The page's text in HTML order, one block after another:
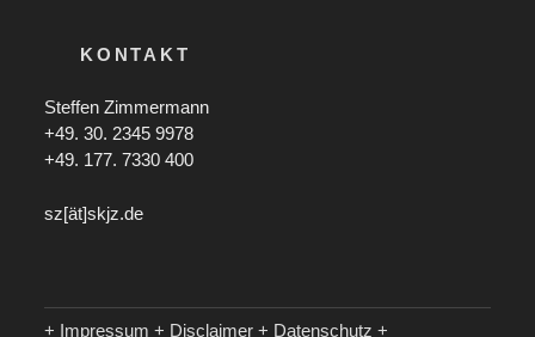
KONTAKT
Steffen Zimmermann
+49. 30. 2345 9978
+49. 177. 7330 400
sz[ät]skjz.de
+ Impressum + Disclaimer + Datenschutz +